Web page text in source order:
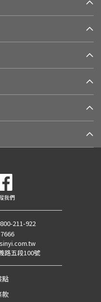
我們
211-922
路五段100號
點
款